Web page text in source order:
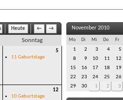
Heute ← →
Sonntag
5
11 Geburtstage
12
10 Geburtstage
November 2010
Mo Di Mi Do Fr
1 2 3 4 5
8
9 10 11 12
15
16 17 18 19
22
23 24 25 26
29
30 1 2 3